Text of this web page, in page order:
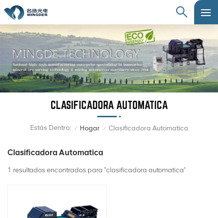
CLASIFICADORA AUTOMATICA
Estás Dentro: / Hogar / Clasificadora Automatica
Clasificadora Automatica
1 resultados encontrados para "clasificadora automatica"